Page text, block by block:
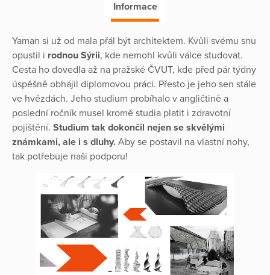
Informace
Yaman si už od mala přál být architektem. Kvůli svému snu
opustil i rodnou Sýrii, kde nemohl kvůli válce studovat.
Cesta ho dovedla až na pražské ČVUT, kde před pár týdny
úspěšně obhájil diplomovou práci. Přesto je jeho sen stále
ve hvězdách. Jeho studium probíhalo v angličtině a
poslední ročník musel kromě studia platit i zdravotní
pojištění. Studium tak dokončil nejen se skvělými
známkami, ale i s dluhy. Aby se postavil na vlastní nohy,
tak potřebuje naši podporu!